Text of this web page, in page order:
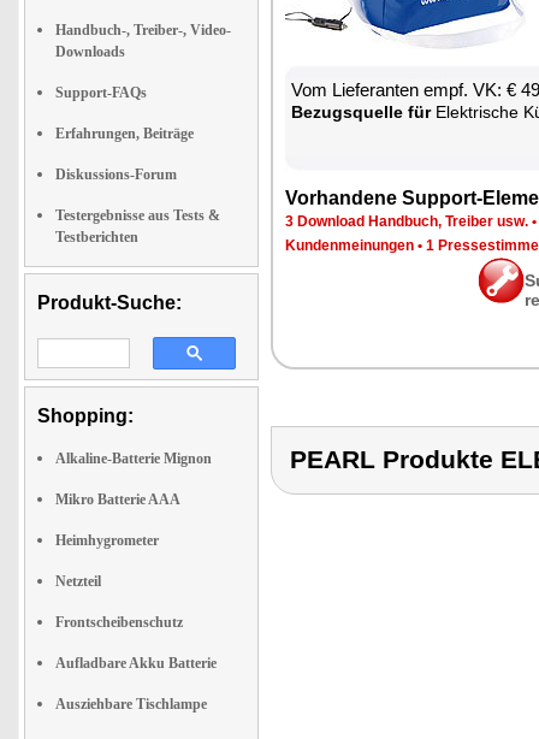
Handbuch-, Treiber-, Video-
Downloads
Support-FAQs
Erfahrungen, Beiträge
Diskussions-Forum
Testergebnisse aus Tests &
Testberichten
Produkt-Suche:
Shopping:
Alkaline-Batterie Mignon
Mikro Batterie AAA
Heimhygrometer
Netzteil
Frontscheibenschutz
Aufladbare Akku Batterie
Ausziehbare Tischlampe
Vom Lie­fe­ran­ten empf. VK: €
Be­zugs­quel­le fürElek­tri­sche
Vor­han­de­ne Sup­port-
3 Down­load Hand­buch, Trei­ber usw. •
Kun­den­mei­nun­gen • 1
PEARL Produkte